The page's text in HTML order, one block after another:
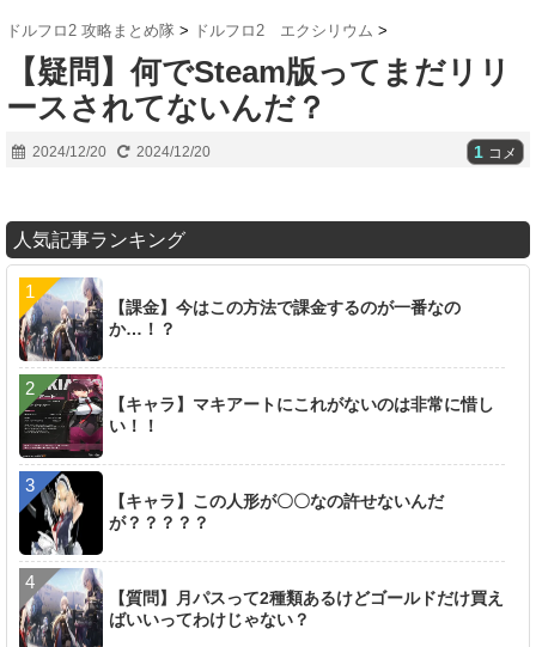
ドルフロ2 攻略まとめ隊 > ドルフロ2 エクシリウム >
【疑問】何でSteam版ってまだリリ
ースされてないんだ？
2024/12/20 2024/12/20 1 コメ
人気記事ランキング
【課金】今はこの方法で課金するのが一番なの
か…！？
【キャラ】マキアートにこれがないのは非常に惜し
い！！
【キャラ】この人形が〇〇なの許せないんだ
が？？？？？
【質問】月パスって2種類あるけどゴールドだけ買え
ばいいってわけじゃない？